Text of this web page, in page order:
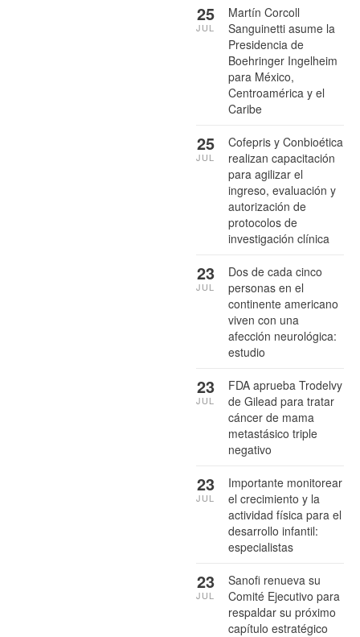
Martín Corcoll
Sanguinetti asume la
Presidencia de
Boehringer Ingelheim
para México,
Centroamérica y el
Caribe
25
JUL
Cofepris y Conbioética
realizan capacitación
para agilizar el
ingreso, evaluación y
autorización de
protocolos de
investigación clínica
25
JUL
Dos de cada cinco
personas en el
continente americano
viven con una
afección neurológica:
estudio
23
JUL
FDA aprueba Trodelvy
de Gilead para tratar
cáncer de mama
metastásico triple
negativo
23
JUL
Importante monitorear
el crecimiento y la
actividad física para el
desarrollo infantil:
especialistas
23
JUL
Sanofi renueva su
Comité Ejecutivo para
respaldar su próximo
capítulo estratégico
23
JUL